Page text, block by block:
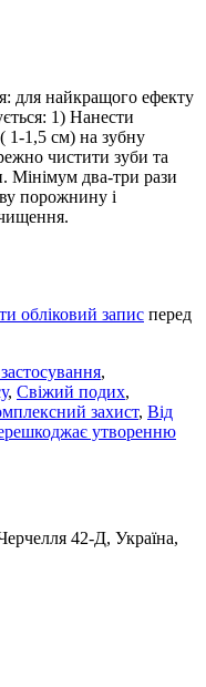
для найкращого ефекту
1) Нанести
( 1-1,5 см) на зубну
чистити зуби та
Мінімум два-три рази
порожнину і
обліковий запис перед
,
, Свіжий подих,
захист, Від
утворенню
42-Д, Україна,